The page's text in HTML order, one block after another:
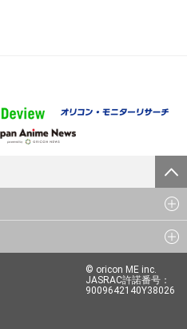
© oricon ME inc.
JASRAC許諾番号：
9009642140Y38026